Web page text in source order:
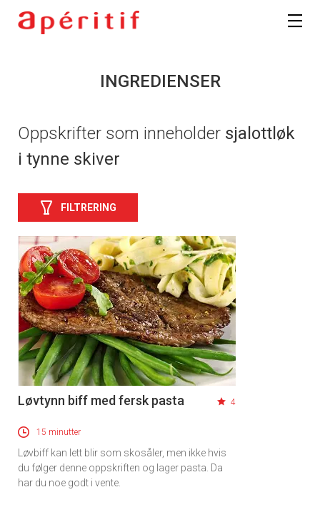
INGREDIENSER
Oppskrifter som inneholder sjalottløk
i tynne skiver
FILTRERING
Løvtynn biff med fersk pasta 4
15 minutter
Løvbiff kan lett blir som skosåler, men ikke hvis
du følger denne oppskriften og lager pasta. Da
har du noe godt i vente.